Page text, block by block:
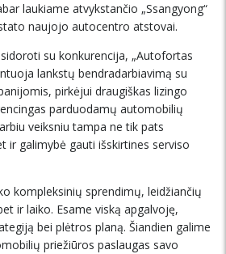
laukiame atvykstančio „Ssangyong“
naujojo autocentro atstovai.
su konkurencija, „Autofortas
lankstų bendradarbiavimą su
pirkėjui draugiškas lizingo
parduodamų automobilių
veiksniu tampa ne tik pats
ir galimybė gauti išskirtines serviso
kompleksinių sprendimų, leidžiančių
ir laiko. Esame viską apgalvoję,
bei plėtros planą. Šiandien galime
priežiūros paslaugas savo